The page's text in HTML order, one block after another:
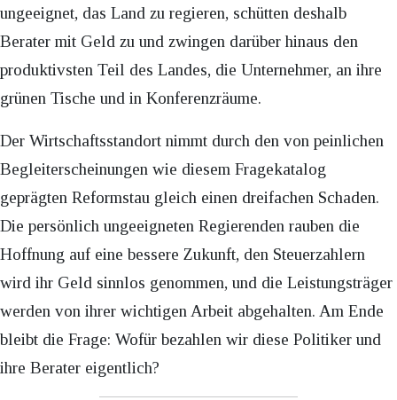
ungeeignet, das Land zu regieren, schütten deshalb
Berater mit Geld zu und zwingen darüber hinaus den
produktivsten Teil des Landes, die Unternehmer, an ihre
grünen Tische und in Konferenzräume.
Der Wirtschaftsstandort nimmt durch den von peinlichen
Begleiterscheinungen wie diesem Fragekatalog
geprägten Reformstau gleich einen dreifachen Schaden.
Die persönlich ungeeigneten Regierenden rauben die
Hoffnung auf eine bessere Zukunft, den Steuerzahlern
wird ihr Geld sinnlos genommen, und die Leistungsträger
werden von ihrer wichtigen Arbeit abgehalten. Am Ende
bleibt die Frage: Wofür bezahlen wir diese Politiker und
ihre Berater eigentlich?